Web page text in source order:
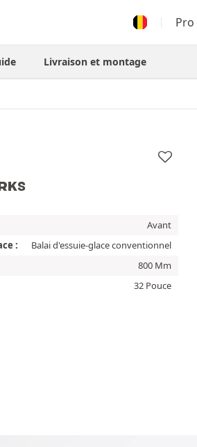
Pro
Livraison et montage
Avant
:
Balai d'essuie-glace conventionnel
800 Mm
32 Pouce